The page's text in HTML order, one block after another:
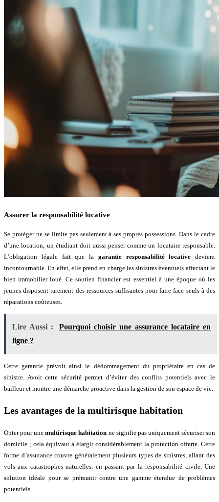
Assurer la responsabilité locative
Se protéger ne se limite pas seulement à ses propres possessions. Dans le cadre
d’une location, un étudiant doit aussi penser comme un locataire responsable.
L’obligation légale fait que la garantie responsabilité locative devient
incontournable. En effet, elle prend en charge les sinistres éventuels affectant le
bien immobilier loué. Ce soutien financier est essentiel à une époque où les
jeunes disposent rarement des ressources suffisantes pour faire face seuls à des
réparations coûteuses.
Lire Aussi :
Pourquoi choisir une assurance locataire en
ligne ?
Cette garantie prévoit ainsi le dédommagement du propriétaire en cas de
sinistre. Avoir cette sécurité permet d’éviter des conflits potentiels avec le
bailleur et montre une démarche proactive dans la gestion de son espace de vie.
Les avantages de la multirisque habitation
Opter pour unemultirisque habitation ne signifie pas uniquement sécuriser son
domicile ; cela équivaut à élargir considérablement la protection offerte. Cette
forme d’assurance couvre généralement plusieurs types de sinistres, allant des
vols aux catastrophes naturelles, en passant par la responsabilité civile. Une
solution idéale pour se prémunir contre une gamme étendue de problèmes
potentiels.